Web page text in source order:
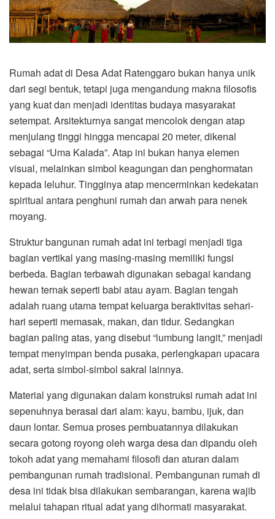
Rumah adat di Desa Adat Ratenggaro bukan hanya unik
dari segi bentuk, tetapi juga mengandung makna filosofis
yang kuat dan menjadi identitas budaya masyarakat
setempat. Arsitekturnya sangat mencolok dengan atap
menjulang tinggi hingga mencapai 20 meter, dikenal
sebagai “Uma Kalada”. Atap ini bukan hanya elemen
visual, melainkan simbol keagungan dan penghormatan
kepada leluhur. Tingginya atap mencerminkan kedekatan
spiritual antara penghuni rumah dan arwah para nenek
moyang.
Struktur bangunan rumah adat ini terbagi menjadi tiga
bagian vertikal yang masing-masing memiliki fungsi
berbeda. Bagian terbawah digunakan sebagai kandang
hewan ternak seperti babi atau ayam. Bagian tengah
adalah ruang utama tempat keluarga beraktivitas sehari-
hari seperti memasak, makan, dan tidur. Sedangkan
bagian paling atas, yang disebut “lumbung langit,” menjadi
tempat menyimpan benda pusaka, perlengkapan upacara
adat, serta simbol-simbol sakral lainnya.
Material yang digunakan dalam konstruksi rumah adat ini
sepenuhnya berasal dari alam: kayu, bambu, ijuk, dan
daun lontar. Semua proses pembuatannya dilakukan
secara gotong royong oleh warga desa dan dipandu oleh
tokoh adat yang memahami filosofi dan aturan dalam
pembangunan rumah tradisional. Pembangunan rumah di
desa ini tidak bisa dilakukan sembarangan, karena wajib
melalui tahapan ritual adat yang dihormati masyarakat.